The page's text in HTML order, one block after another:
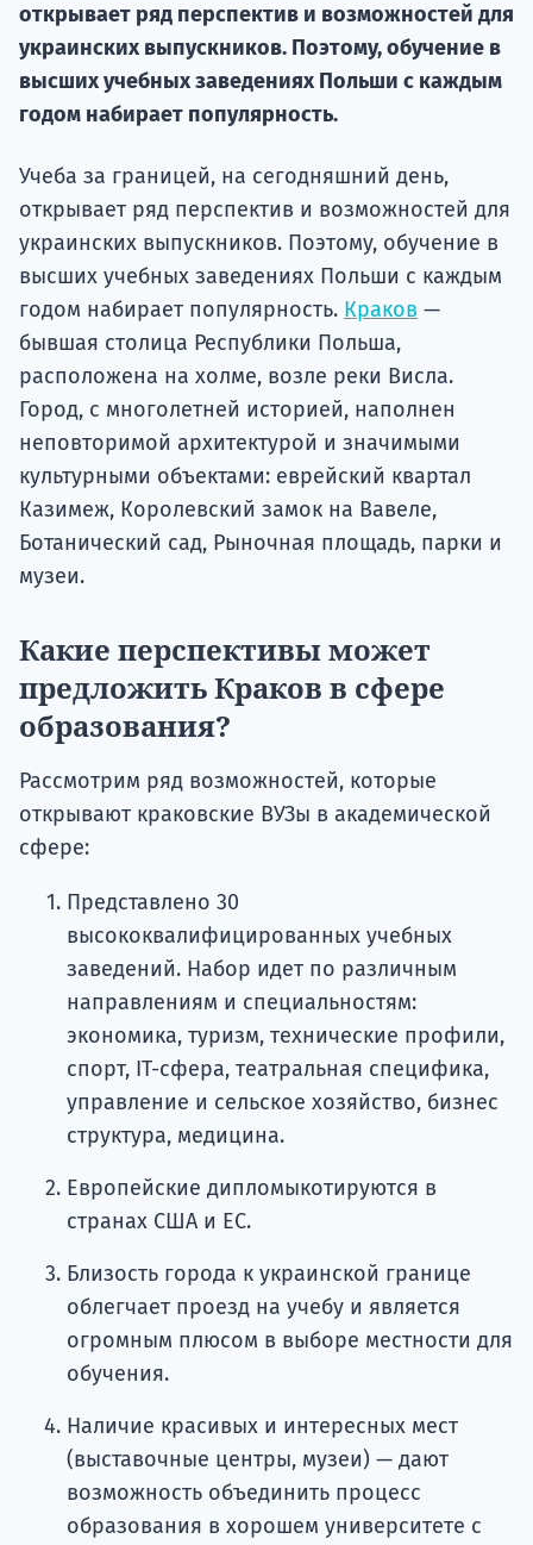
открывает ряд перспектив и возможностей для
украинских выпускников. Поэтому, обучение в
высших учебных заведениях Польши с каждым
годом набирает популярность.
Учеба за границей, на сегодняшний день,
открывает ряд перспектив и возможностей для
украинских выпускников. Поэтому, обучение в
высших учебных заведениях Польши с каждым
годом набирает популярность. Краков —
бывшая столица Республики Польша,
расположена на холме, возле реки Висла.
Город, с многолетней историей, наполнен
неповторимой архитектурой и значимыми
культурными объектами: еврейский квартал
Казимеж, Королевский замок на Вавеле,
Ботанический сад, Рыночная площадь, парки и
музеи.
Какие перспективы может
предложить Краков в сфере
образования?
Рассмотрим ряд возможностей, которые
открывают краковские ВУЗы в академической
сфере:
Представлено 30
высококвалифицированных учебных
заведений. Набор идет по различным
направлениям и специальностям:
экономика, туризм, технические профили,
спорт, IT-сфера, театральная специфика,
управление и сельское хозяйство, бизнес
структура, медицина.
Европейские дипломыкотируются в
странах США и ЕС.
Близость города к украинской границе
облегчает проезд на учебу и является
огромным плюсом в выборе местности для
обучения.
Наличие красивых и интересных мест
(выставочные центры, музеи) — дают
возможность объединить процесс
образования в хорошем университете с